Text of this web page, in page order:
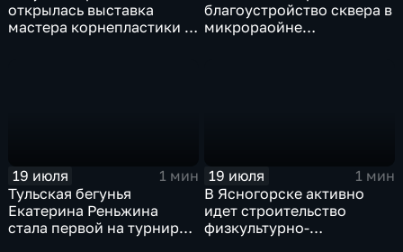
открылась выставка
мастера корнепластики и
благоустройство сквера в
микрораойне
19 июля
1 мин
Тульская бегунья
Екатерина Реньжина
стала первой на турнире
19 июля
1 мин
В Ясногорске активно
идет строительство
физкультурно-